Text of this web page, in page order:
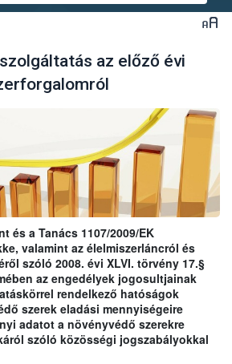
az előző évi
és a Tanács 1107/2009/EK
valamint az élelmiszerláncról és
szóló 2008. évi XLVI. törvény 17.§
az engedélyek jogosultjainak
rendelkező hatóságok
szerek eladási mennyiségeire
adatot a növényvédő szerekre
szóló közösségi jogszabályokkal